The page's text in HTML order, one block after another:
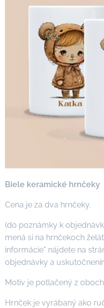
Biele keramické hrnčeky
Cena je za dva hrnčeky.
(do poznámky k
mená si na hrnčekoch
informácie" nájdete na
objednávky a
Motív je potlačený z
Hrnček je vyrábaný ako